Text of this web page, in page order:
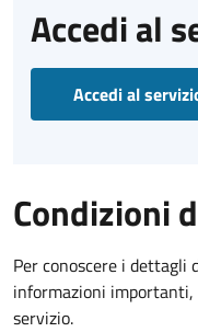
Accedi al
Accedi al
Condizioni
Per conoscere i dettagli
informazioni
servizio.